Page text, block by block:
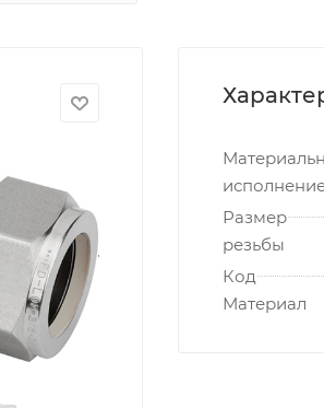
Размер
резьбы
Код
Материал